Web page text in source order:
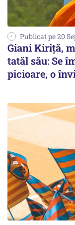
Publicat pe 20
Giani Kiriță,
tatăl său: Se
picioare, o